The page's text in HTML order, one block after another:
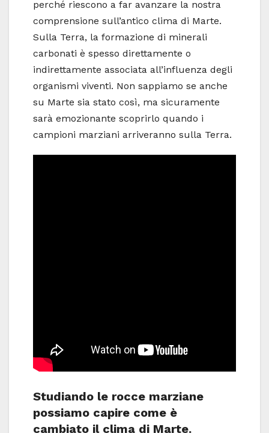
perché riescono a far avanzare la nostra
comprensione sull’antico clima di Marte.
Sulla Terra, la formazione di minerali
carbonati è spesso direttamente o
indirettamente associata all’influenza degli
organismi viventi. Non sappiamo se anche
su Marte sia stato così, ma sicuramente
sarà emozionante scoprirlo quando i
campioni marziani arriveranno sulla Terra.
Studiando le rocce marziane
possiamo capire come è
cambiato il clima di Marte.